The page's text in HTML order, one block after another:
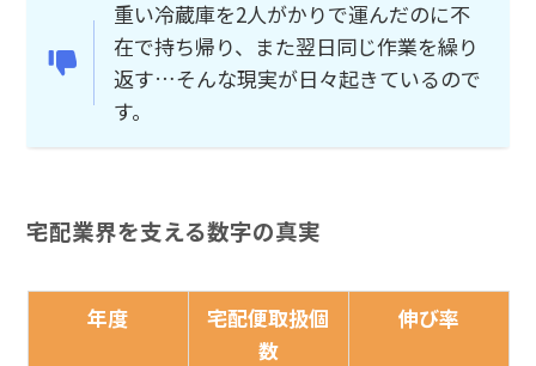
重い冷蔵庫を2人がかりで運んだのに不
在で持ち帰り、また翌日同じ作業を繰り
返す…そんな現実が日々起きているので
す。
宅配業界を支える数字の真実
年度
宅配便取扱個
数
伸び率